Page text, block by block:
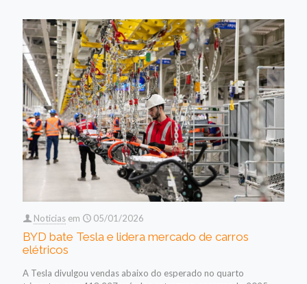
Noticias em 05/01/2026
BYD bate Tesla e lidera mercado de carros
elétricos
A Tesla divulgou vendas abaixo do esperado no quarto